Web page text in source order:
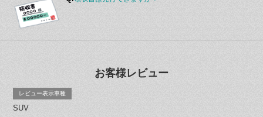
お客様レビュー
レビュー表示車種
SUV